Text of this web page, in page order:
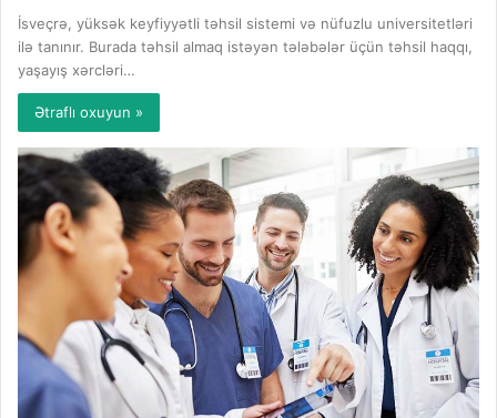
İsveçrə, yüksək keyfiyyətli təhsil sistemi və nüfuzlu universitetləri
ilə tanınır. Burada təhsil almaq istəyən tələbələr üçün təhsil haqqı,
yaşayış xərcləri…
Ətraflı oxuyun »